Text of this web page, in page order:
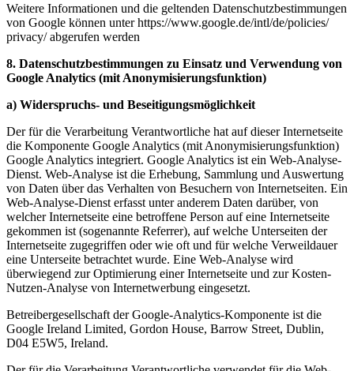
Weitere Informationen und die geltenden Datenschutzbestimmungen
von Google können unter https://www.google.de/intl/de/policies/
privacy/ abgerufen werden
8. Datenschutzbestimmungen zu Einsatz und Verwendung von
Google Analytics (mit Anonymisierungsfunktion)
a) Widerspruchs- und Beseitigungsmöglichkeit
Der für die Verarbeitung Verantwortliche hat auf dieser Internetseite
die Komponente Google Analytics (mit Anonymisierungsfunktion)
Google Analytics integriert. Google Analytics ist ein Web-Analyse-
Dienst. Web-Analyse ist die Erhebung, Sammlung und Auswertung
von Daten über das Verhalten von Besuchern von Internetseiten. Ein
Web-Analyse-Dienst erfasst unter anderem Daten darüber, von
welcher Internetseite eine betroffene Person auf eine Internetseite
gekommen ist (sogenannte Referrer), auf welche Unterseiten der
Internetseite zugegriffen oder wie oft und für welche Verweildauer
eine Unterseite betrachtet wurde. Eine Web-Analyse wird
überwiegend zur Optimierung einer Internetseite und zur Kosten-
Nutzen-Analyse von Internetwerbung eingesetzt.
Betreibergesellschaft der Google-Analytics-Komponente ist die
Google Ireland Limited, Gordon House, Barrow Street, Dublin,
D04 E5W5, Ireland.